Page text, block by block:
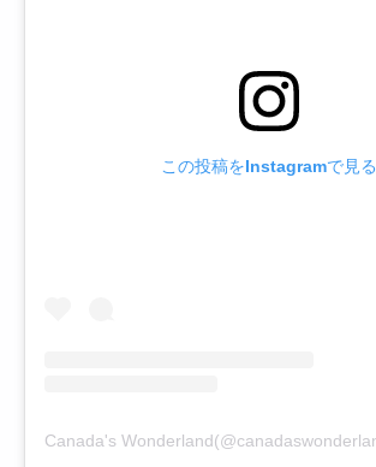
この投稿をInstagramで見る